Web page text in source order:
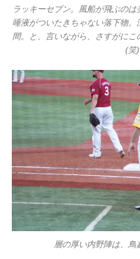
ラッキーセブン。風船が飛ぶの
唾液がついたきちゃない落下物
間。と、言いながら、さすがに
(笑)
層の厚い内野陣は、